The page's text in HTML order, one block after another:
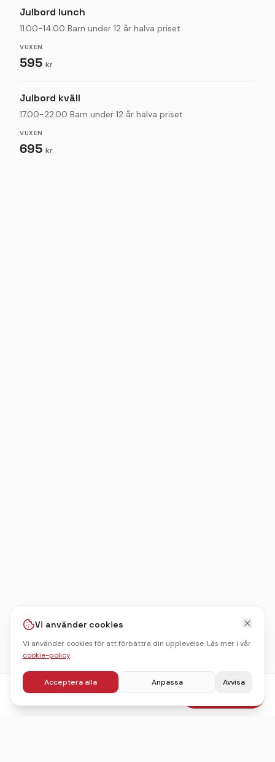
Julbord lunch
11.00-14.00 Barn under 12 år halva priset
VUXEN
595 kr
Julbord kväll
17.00-22.00 Barn under 12 år halva priset
VUXEN
695 kr
fr.595kr/pers Boka julbord
Vi använder cookies
Vi använder cookies för att förbättra din upplevelse. Läs mer i vår
cookie-policy.
Acceptera alla Anpassa Avvisa